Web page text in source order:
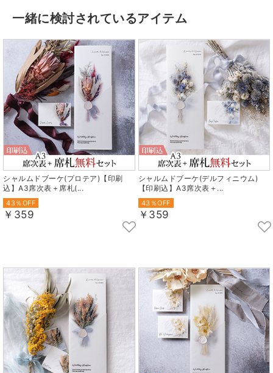
一緒に検討されているアイテム
シャルムドブーケ(プロテア)【印刷
込】A3席次表＋席札(...
43％OFF
￥359
シャルムドブーケ(デルフィニウム)
【印刷込】A3席次表＋...
43％OFF
￥359